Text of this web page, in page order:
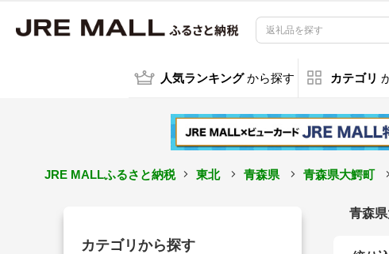
人気ランキング から探す カテゴリ
JRE MALLふるさと納税 東北 青森県 青森県大鰐町
カテゴリから探す
青森